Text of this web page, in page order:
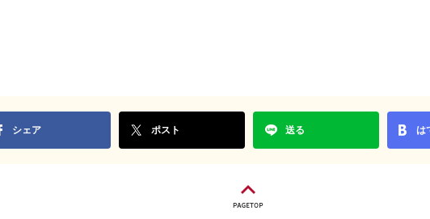
シェア ポスト 送る は